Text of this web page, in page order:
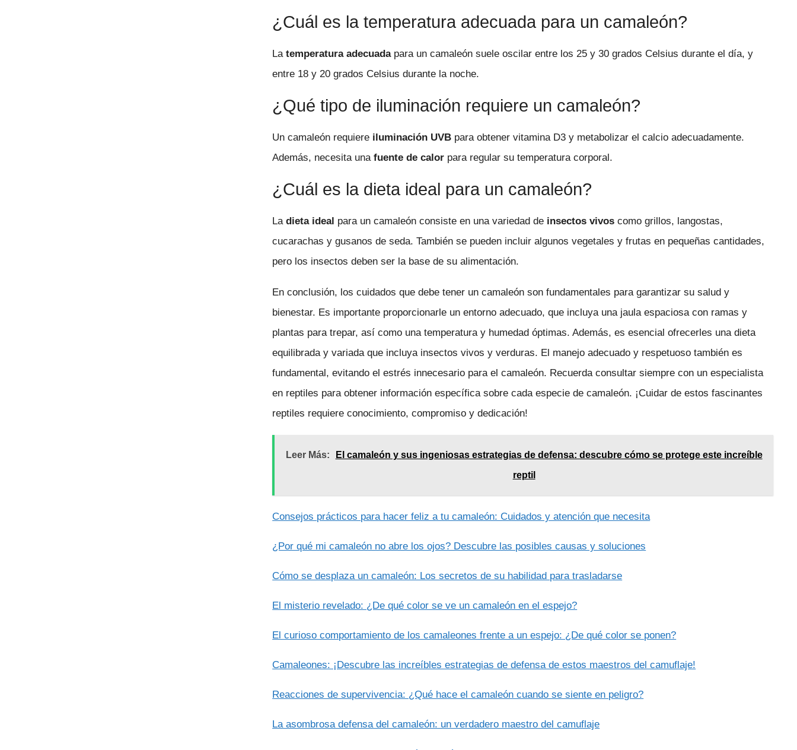
¿Cuál es la temperatura adecuada para un camaleón?
Latemperatura adecuadapara un camaleón suele oscilar entre los 25 y 30 grados Celsius durante el día, y
entre 18 y 20 grados Celsius durante la noche.
¿Qué tipo de iluminación requiere un camaleón?
Un camaleón requiere iluminación UVB para obtener vitamina D3 y metabolizar el calcio adecuadamente.
Además, necesita unafuente de calor para regular su temperatura corporal.
¿Cuál es la dieta ideal para un camaleón?
Ladieta ideal para un camaleón consiste en una variedad de insectos vivos como grillos, langostas,
cucarachas y gusanos de seda. También se pueden incluir algunos vegetales y frutas en pequeñas cantidades,
pero los insectos deben ser la base de su alimentación.
En conclusión, los cuidados que debe tener un camaleón son fundamentales para garantizar su salud y
bienestar. Es importante proporcionarle un entorno adecuado, que incluya una jaula espaciosa con ramas y
plantas para trepar, así como una temperatura y humedad óptimas. Además, es esencial ofrecerles una dieta
equilibrada y variada que incluya insectos vivos y verduras. El manejo adecuado y respetuoso también es
fundamental, evitando el estrés innecesario para el camaleón. Recuerda consultar siempre con un especialista
en reptiles para obtener información específica sobre cada especie de camaleón. ¡Cuidar de estos fascinantes
reptiles requiere conocimiento, compromiso y dedicación!
Leer Más:
El camaleón y sus ingeniosas estrategias de defensa: descubre cómo se protege este increíble
reptil
Consejos prácticos para hacer feliz a tu camaleón: Cuidados y atención que necesita
¿Por qué mi camaleón no abre los ojos? Descubre las posibles causas y soluciones
Cómo se desplaza un camaleón: Los secretos de su habilidad para trasladarse
El misterio revelado: ¿De qué color se ve un camaleón en el espejo?
El curioso comportamiento de los camaleones frente a un espejo: ¿De qué color se ponen?
Camaleones: ¡Descubre las increíbles estrategias de defensa de estos maestros del camuflaje!
Reacciones de supervivencia: ¿Qué hace el camaleón cuando se siente en peligro?
La asombrosa defensa del camaleón: un verdadero maestro del camuflaje